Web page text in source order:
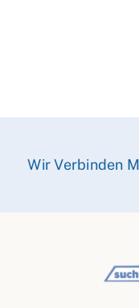
Wir Verbinden